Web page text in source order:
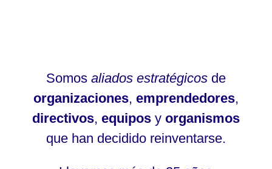
Somos aliados estratégicosde
organizaciones, emprendedores,
directivos, equiposy organismos
que han decidido reinventarse.